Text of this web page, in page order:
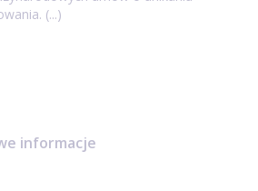
(...)
informacje